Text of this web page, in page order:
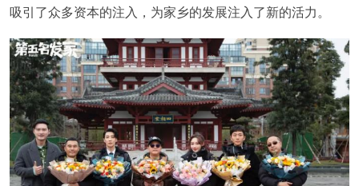
吸引了众多资本的注入，为家乡的发展注入了新的活力。